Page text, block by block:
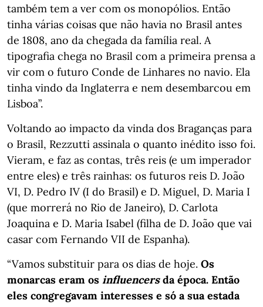
também tem a ver com os monopólios. Então
tinha várias coisas que não havia no Brasil antes
de 1808, ano da chegada da família real. A
tipografia chega no Brasil com a primeira prensa a
vir com o futuro Conde de Linhares no navio. Ela
tinha vindo da Inglaterra e nem desembarcou em
Lisboa”.
Voltando ao impacto da vinda dos Braganças para
o Brasil, Rezzutti assinala o quanto inédito isso foi.
Vieram, e faz as contas, três reis (e um imperador
entre eles) e três rainhas: os futuros reis D. João
VI, D. Pedro IV (I do Brasil) e D. Miguel, D. Maria I
(que morrerá no Rio de Janeiro), D. Carlota
Joaquina e D. Maria Isabel (filha de D. João que vai
casar com Fernando VII de Espanha).
“Vamos substituir para os dias de hoje. Os
monarcas eram os influencersda época. Então
eles congregavam interesses e só a sua estada